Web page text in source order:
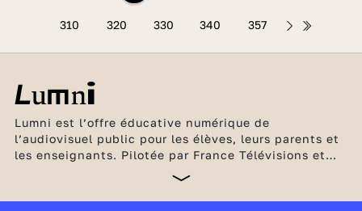
310 320 330 340 357
Lumni est l’offre éducative numérique de
l’audiovisuel public pour les élèves, leurs parents et
les enseignants. Pilotée par France Télévisions et
unique, gratuite et sans publicité est soutenue par le